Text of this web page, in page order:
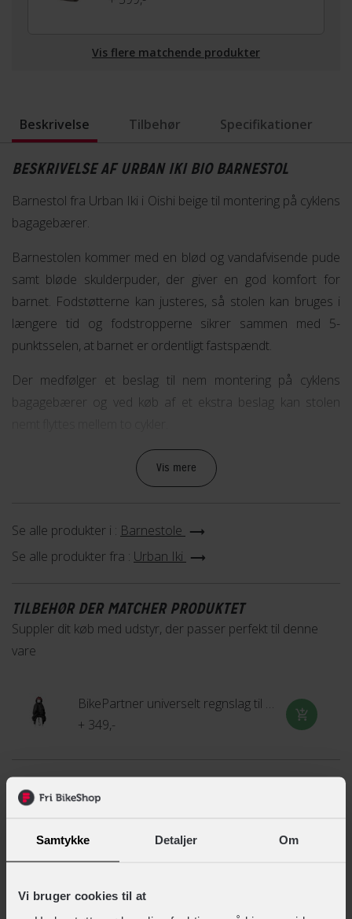
Samtykke Detaljer Om
Vi bruger cookies til at
Vis flere matchende produkter
Beskrivelse Tilbehør Specifikationer
BESKRIVELSE AF URBAN IKI BIO BARNESTOL
Barnestol fra Urban Iki i Oishi beige til montering på cyklens
bagagebærer.
Barnestolen kommer med en blød og vandafvisende pude
samt bløde skulderpuder, der giver en god komfort for
barnet. Fodstøtterne kan justeres, så stolen kan bruges i
længere tid og fodstropperne sikrer sammen med 5-
punktsselen, at barnet er ordentligt fastspændt.
Der medfølger et beslag til nem montering på cyklens
bagagebærer og ved køb af et ekstra beslag kan stolen
Stolen kan bruges fra barnet er 9 måneder til 6 år (9-22 kg)
og monteres på bagagebærer med en bredde fra 120 til 175
sikkerhedsstandarder.
Vis mere
Se alle produkter i : Barnestole
Se alle produkter fra : Urban Iki
TILBEHØR DER MATCHER PRODUKTET
Suppler dit køb med udstyr, der passer perfekt til denne
vare
BikePartner universelt regnslag til barnestol
+ 349,-
Urban Iki Rygsæk